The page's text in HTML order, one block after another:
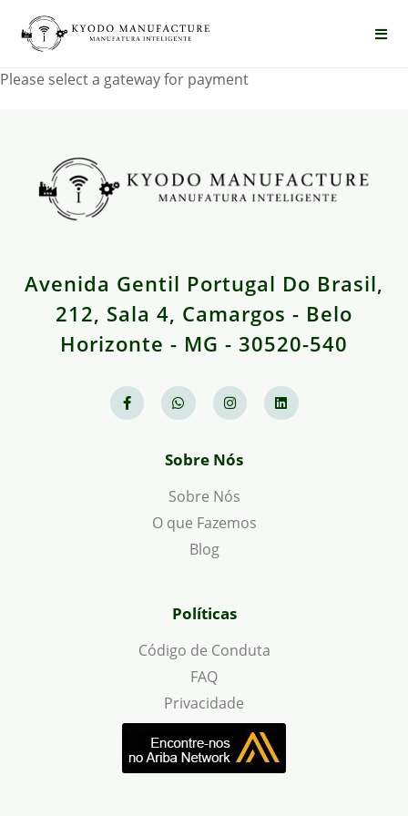
Please select a gateway for payment
Avenida Gentil Portugal Do Brasil,
212, Sala 4, Camargos - Belo
Horizonte - MG - 30520-540
Sobre Nós
Sobre Nós
O que Fazemos
Blog
Políticas
Código de Conduta
FAQ
Privacidade